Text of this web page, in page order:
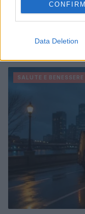
CONFIRM
Data Deletion
sanità fuori
SALUTE E BENESSERE